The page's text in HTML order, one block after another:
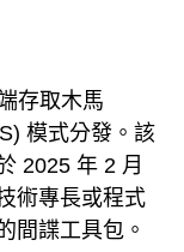
存取木馬
模式分發。該
2025 年 2 月
術專長或程式
間諜工具包。